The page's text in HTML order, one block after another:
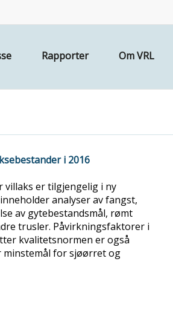
Rapporter Om VRL
i 2016
er tilgjengelig i ny
analyser av fangst,
av gytebestandsmål, rømt
trusler. Påvirkningsfaktorer i
kvalitetsnormen er også
minstemål for sjøørret og